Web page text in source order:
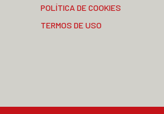
POLÍTICA DE COOKIES
TERMOS DE USO